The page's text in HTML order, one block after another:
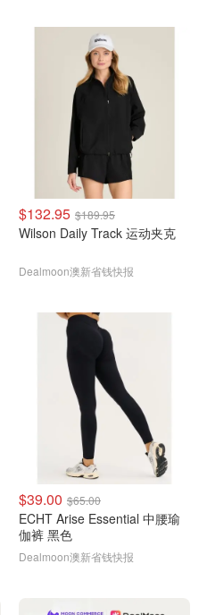
$132.95 $189.95
Wilson Daily Track 运动夹克
Dealmoon澳新省钱快报
$39.00 $65.00
ECHT Arise Essential 中腰瑜
伽裤 黑色
Dealmoon澳新省钱快报